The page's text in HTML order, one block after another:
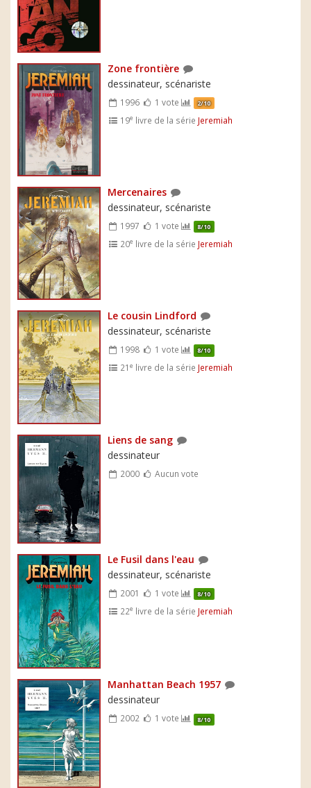
Zone frontière
dessinateur, scénariste
1996 1 vote 2/10
19e livre de la série Jeremiah
Mercenaires
dessinateur, scénariste
1997 1 vote 8/10
20e livre de la série Jeremiah
Le cousin Lindford
dessinateur, scénariste
1998 1 vote 8/10
21e livre de la série Jeremiah
Liens de sang
dessinateur
2000 Aucun vote
Le Fusil dans l'eau
dessinateur, scénariste
2001 1 vote 8/10
22e livre de la série Jeremiah
Manhattan Beach 1957
dessinateur
2002 1 vote 8/10